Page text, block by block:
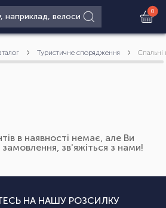
0
Туристичне спорядження Спальні
в наявності немає, але Ви
зв'яжіться з нами!
НА НАШУ РОЗСИЛКУ